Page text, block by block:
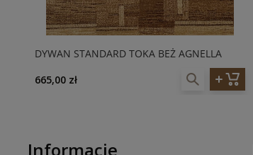
DYWAN STANDARD TOKA BEŻ AGNELLA
665,00 zł
Informacje